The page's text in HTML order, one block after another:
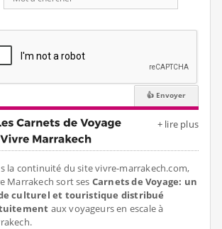
+ lire plus
la continuité du site vivre-marrakech.com,
Marrakech sort ses Carnets de Voyage: un
culturel et touristique distribué
aux voyageurs en escale à